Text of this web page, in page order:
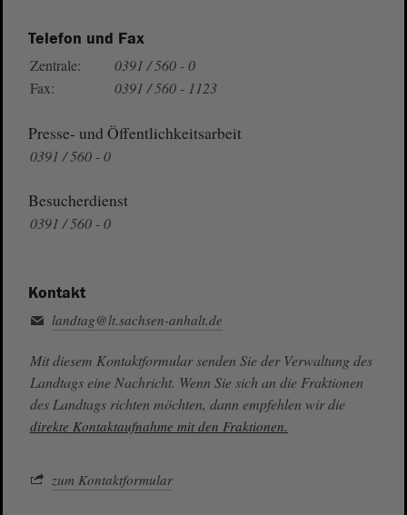
Telefon und Fax
Zentrale:
0391 / 560 - 0
Fax:
0391 / 560 - 1123
Presse- und Öffentlichkeitsarbeit
0391 / 560 - 0
Besucherdienst
0391 / 560 - 0
Kontakt
landtag@lt.sachsen-anhalt.de
Mit diesem Kontaktformular senden Sie der Verwaltung des
Landtags eine Nachricht. Wenn Sie sich an die Fraktionen
des Landtags richten möchten, dann empfehlen wir die
direkte Kontaktaufnahme mit den Fraktionen.
zum Kontaktformular